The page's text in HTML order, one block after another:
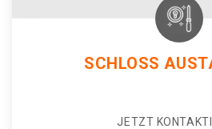
SCHLOSS
JETZT